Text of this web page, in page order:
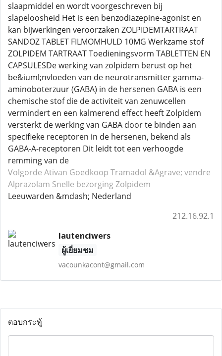
slaapmiddel en wordt voorgeschreven bij
slapeloosheid Het is een benzodiazepine-agonist en
kan bijwerkingen veroorzaken ZOLPIDEMTARTRAAT
SANDOZ TABLET FILMOMHULD 10MG Werkzame stof
ZOLPIDEM TARTRAAT Toedieningsvorm TABLETTEN EN
CAPSULESDe werking van zolpidem berust op het
be&iuml;nvloeden van de neurotransmitter gamma-
aminoboterzuur (GABA) in de hersenen GABA is een
chemische stof die de activiteit van zenuwcellen
vermindert en een kalmerend effect heeft Zolpidem
versterkt de werking van GABA door te binden aan
specifieke receptoren in de hersenen, bekend als
GABA-A-receptoren Dit leidt tot een verhoogde
remming van de
Volgorde Ativan Goedkoop Tramadol &Agrave; vendre
Alprazolam Snelle bezorging Zolpidem
Leeuwarden &mdash; Nederland
212.16.92.1
lautenciwers
ผู้เยี่ยมชม
vacounkacont@gmail.com
ตอบกระทู้